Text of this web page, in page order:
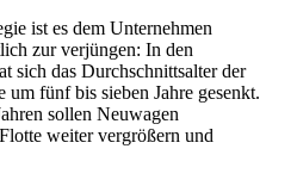
ist es dem Unternehmen
zur verjüngen: In den
sich das Durchschnittsalter der
um fünf bis sieben Jahre gesenkt.
sollen Neuwagen
weiter vergrößern und